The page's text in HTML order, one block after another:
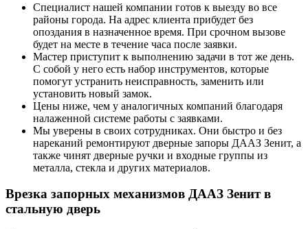
Специалист нашей компании готов к выезду во все
районы города. На адрес клиента прибудет без
опоздания в назначенное время. При срочном вызове
будет на месте в течение часа после заявки.
Мастер приступит к выполнению задачи в тот же день.
С собой у него есть набор инструментов, которые
помогут устранить неисправность, заменить или
установить новый замок.
Цены ниже, чем у аналогичных компаний благодаря
налаженной системе работы с заявками.
Мы уверены в своих сотрудниках. Они быстро и без
нареканий ремонтируют дверные запоры ДААЗ Зенит, а
также чинят дверные ручки и входные группы из
металла, стекла и других материалов.
Врезка запорных механизмов ДААЗ Зенит в
стальную дверь